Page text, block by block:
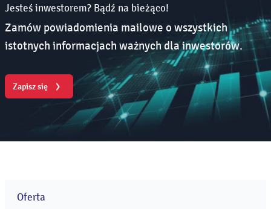
Jesteś inwestorem? Bądź na bieżąco!
Zamów powiadomienia mailowe o wszystkich
istotnych informacjach ważnych dla inwestorów.
Zapisz się
Oferta